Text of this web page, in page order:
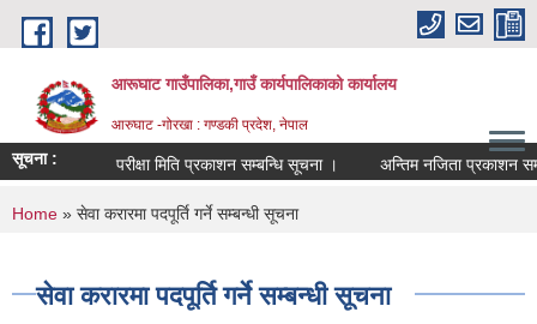
Skip to main content
आरूघाट गाउँपालिका,गाउँ कार्यपालिकाको कार्यालय
आरुघाट -गोरखा : गण्डकी प्रदेश, नेपाल
सूचना : परीक्षा मिति प्रकाशन सम्बन्धि सूचना । अन्तिम नजिता प्रकाशन
You are here
Home » सेवा करारमा पदपूर्ति गर्ने सम्बन्धी सूचना
सेवा करारमा पदपूर्ति गर्ने सम्बन्धी सूचना